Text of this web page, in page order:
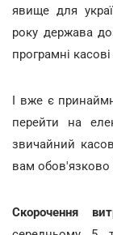
явище для
року держава
програмні
І вже є
перейти на
звичайний
вам обов'язково
Скорочення